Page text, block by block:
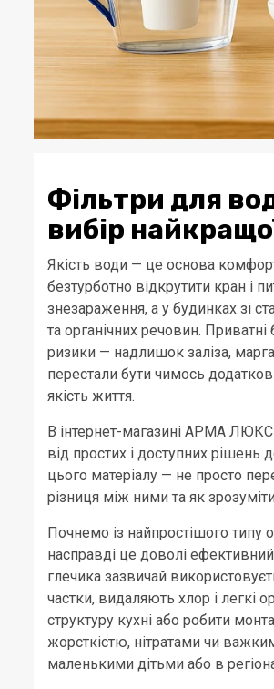
Фільтри для
вибір
Якість води — це основа
безтурботно відкрутити кран і
знезараження, а у будинках зі
та органічних речовин.
ризики — надлишок заліза,
перестали бути чимось
якість життя.
В інтернет-магазині АРМА ЛЮКС
від простих і доступних рішень
цього матеріалу — не просто
різниця між ними та як
Почнемо із найпростішого
насправді це доволі
глечика зазвичай
частки, видаляють хлор і легкі
структуру кухні або робити
жорсткістю, нітратами чи
маленькими дітьми або в